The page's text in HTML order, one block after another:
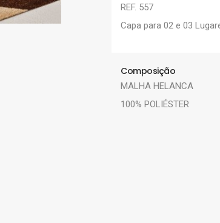
REF. 557
Capa para 02 e 03
Composição
MALHA HELANCA
100% POLIÉSTER